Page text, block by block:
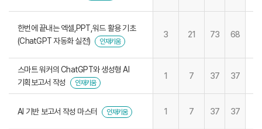
한번에 끝내는 엑셀,PPT,워드 활용 기초
(ChatGPT 자동화 실전)
인재키움
3 21 73 68
스마트 워커의 ChatGPT와 생성형 AI
기획보고서 작성
인재키움
1 7 37 37
AI 기반 보고서 작성 마스터 인재키움 1 7 37 37